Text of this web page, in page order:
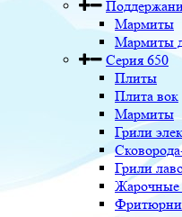
Мармиты
Мармиты
Серия 650
Плиты
Плита вок
Мармиты
Грили
Грили
Жарочные